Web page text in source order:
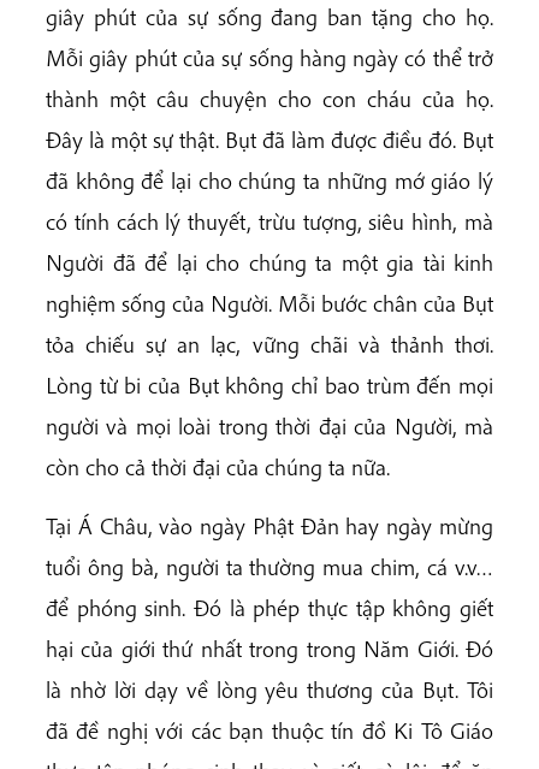
giây phút của sự sống đang ban tặng cho họ.
Mỗi giây phút của sự sống hàng ngày có thể trở
thành một câu chuyện cho con cháu của họ.
Đây là một sự thật. Bụt đã làm được điều đó. Bụt
đã không để lại cho chúng ta những mớ giáo lý
có tính cách lý thuyết, trừu tượng, siêu hình, mà
Người đã để lại cho chúng ta một gia tài kinh
nghiệm sống của Người. Mỗi bước chân của Bụt
tỏa chiếu sự an lạc, vững chãi và thảnh thơi.
Lòng từ bi của Bụt không chỉ bao trùm đến mọi
người và mọi loài trong thời đại của Người, mà
còn cho cả thời đại của chúng ta nữa.
Tại Á Châu, vào ngày Phật Đản hay ngày mừng
tuổi ông bà, người ta thường mua chim, cá v.v…
để phóng sinh. Đó là phép thực tập không giết
hại của giới thứ nhất trong trong Năm Giới. Đó
là nhờ lời dạy về lòng yêu thương của Bụt. Tôi
đã đề nghị với các bạn thuộc tín đồ Ki Tô Giáo